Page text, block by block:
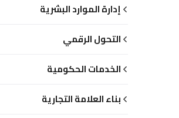
إدارة الموارد البشرية
التحول الرقمي
الخدمات الحكومية
بناء العلامة التجارية